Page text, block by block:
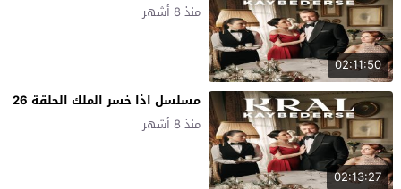
02:11:50
منذ 8 أشهر
02:13:27
مسلسل اذا خسر الملك الحلقة 26
منذ 8 أشهر